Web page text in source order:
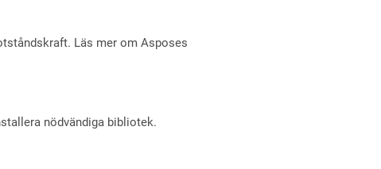
Läs mer om Asposes
nödvändiga bibliotek.